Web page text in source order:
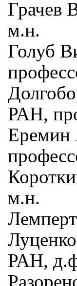
Грачев
м.н.
Голуб
РАН,
Еремин
м.н.
РАН,